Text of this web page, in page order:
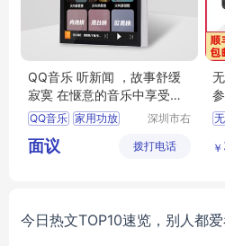
QQ音乐 听新闻 ，故事舒缓
寂寞 在惬意的音乐中享受家
庭生活
QQ音乐 家用功放
背景音乐系统
网络音乐
多房间音乐
深圳市右
技有限责
面议 拨打电话 ￥
今日热文TOP10速览，别人都